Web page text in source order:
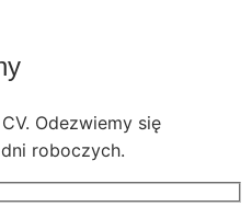
Odezwiemy się
roboczych.